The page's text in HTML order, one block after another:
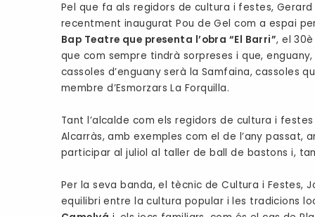
Pel que fa als regidors de cultura i festes,
recentment inaugurat Pou de Gel com a espai
Bap Teatre que presenta l’obra “El Barri”, el
que com sempre tindrà sorpreses i que,
cassoles d’enguany serà la Samfaina, cassoles
membre d’Esmorzars La Forquilla.
Tant l’alcalde com els regidors de cultura i
Alcarràs, amb exemples com el de l’any
participar al juliol al taller de ball de bastons i,
Per la seva banda, el tècnic de Cultura i Festes,
equilibri entre la cultura popular i les tradicions